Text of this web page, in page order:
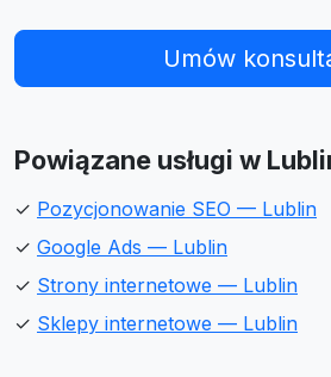
Umów
Powiązane usługi w
✓ Pozycjonowanie SEO — Lublin
✓ Google Ads — Lublin
✓ Strony internetowe — Lublin
✓ Sklepy internetowe — Lublin